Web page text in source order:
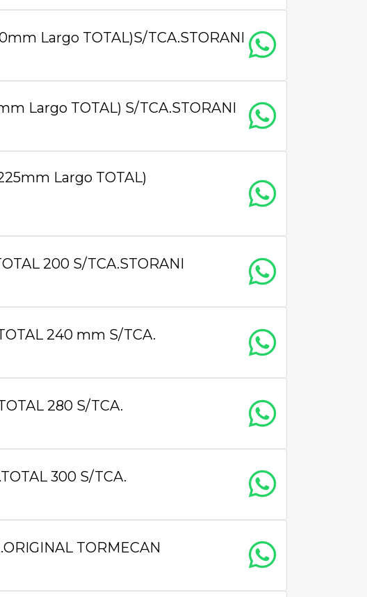
Largo TOTAL)S/TCA.STORANI
Largo TOTAL) S/TCA.STORANI
Largo TOTAL)
200 S/TCA.STORANI
240 mm S/TCA.
280 S/TCA.
300 S/TCA.
TORMECAN